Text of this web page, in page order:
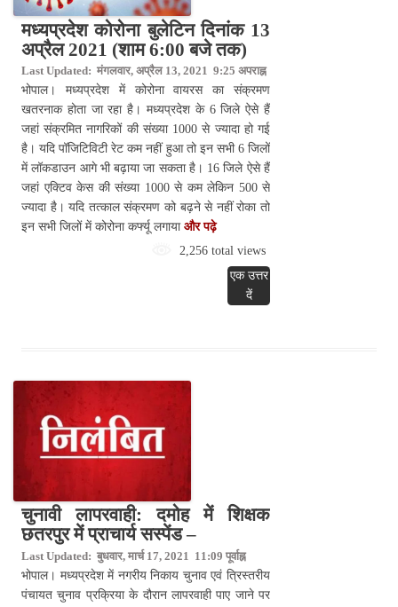
मध्यप्रदेश कोरोना बुलेटिन दिनांक 13
अप्रैल 2021 (शाम 6:00 बजे तक)
Last Updated: मंगलवार, अप्रैल 13, 2021 9:25 अपराह्न
भोपाल। मध्यप्रदेश में कोरोना वायरस का संक्रमण
खतरनाक होता जा रहा है। मध्यप्रदेश के 6 जिले ऐसे हैं
जहां संक्रमित नागरिकों की संख्या 1000 से ज्यादा हो गई
है। यदि पॉजिटिविटी रेट कम नहीं हुआ तो इन सभी 6 जिलों
में लॉकडाउन आगे भी बढ़ाया जा सकता है। 16 जिले ऐसे हैं
जहां एक्टिव केस की संख्या 1000 से कम लेकिन 500 से
ज्यादा है। यदि तत्काल संक्रमण को बढ़ने से नहीं रोका तो
इन सभी जिलों में कोरोना कर्फ्यू लगाया और पढ़े
2,256 total views
एक उत्तर
दें
चुनावी लापरवाही: दमोह में शिक्षक
छतरपुर में प्राचार्य सस्पेंड –
Last Updated: बुधवार, मार्च 17, 2021 11:09 पूर्वाह्न
भोपाल। मध्यप्रदेश में नगरीय निकाय चुनाव एवं त्रिस्तरीय
पंचायत चुनाव प्रक्रिया के दौरान लापरवाही पाए जाने पर